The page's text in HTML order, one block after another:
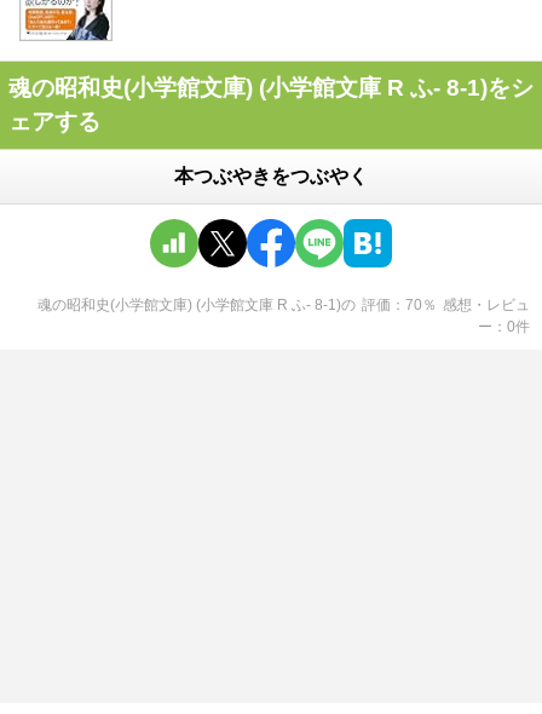
魂の昭和史(小学館文庫) (小学館文庫 R ふ- 8-1)をシ
ェアする
本つぶやきをつぶやく
魂の昭和史(小学館文庫) (小学館文庫 R ふ- 8-1)の 評価 70 ％ 感想・レビュ
ー
0件